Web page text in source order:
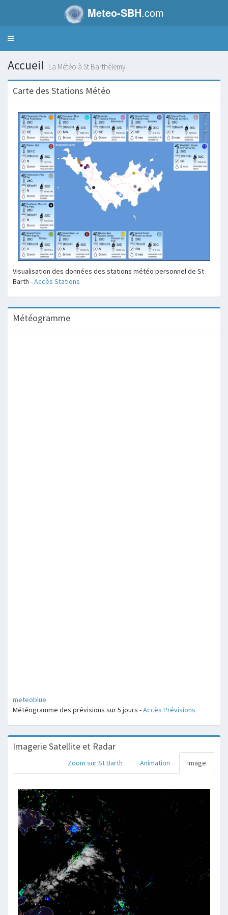
Meteo-SBH.com
Toggle
Accueil La Météo à St Barthélemy.
Carte des Stations Météo
Visualisation des données des stations météo personnel de St
Barth -Accès Stations
Météogramme
meteoblue
Météogramme des prévisions sur 5 jours -Accès Prévisions
Imagerie Satellite et Radar
Image
Animation
Zoom sur St Barth